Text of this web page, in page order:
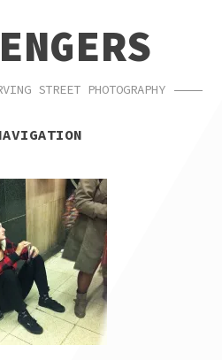
STREET PHOTOGRAPHY